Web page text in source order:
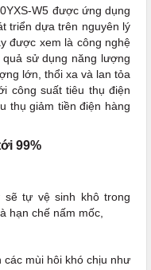
W5 được ứng dụng
triển dựa trên nguyên lý
được xem là công nghệ
sử dụng năng lượng
lớn, thổi xa và lan tỏa
công suất tiêu thụ điện
thụ giảm tiền điện hàng
99%
sẽ tự vệ sinh khô trong
hạn chế nấm mốc,
các mùi hôi khó chịu như